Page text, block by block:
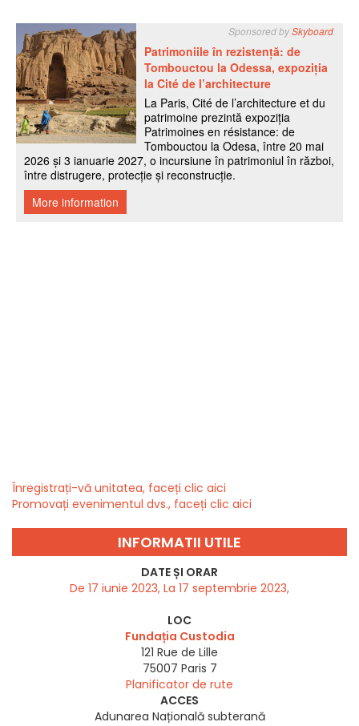
Înregistrați-vă unitatea, faceți clic aici
Promovați evenimentul dvs., faceți clic aici
INFORMATII UTILE
DATE ȘI ORAR
De 17 iunie 2023, La 17 septembrie 2023,
LOC
Fundația Custodia
121 Rue de Lille
75007 Paris 7
Planificator de rute
ACCES
Adunarea Națională subterană